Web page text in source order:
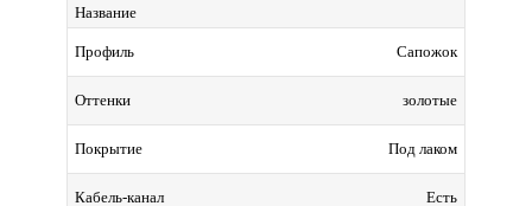
Название
Профиль Сапожок
Оттенки золотые
Покрытие Под лаком
Кабель-канал Есть